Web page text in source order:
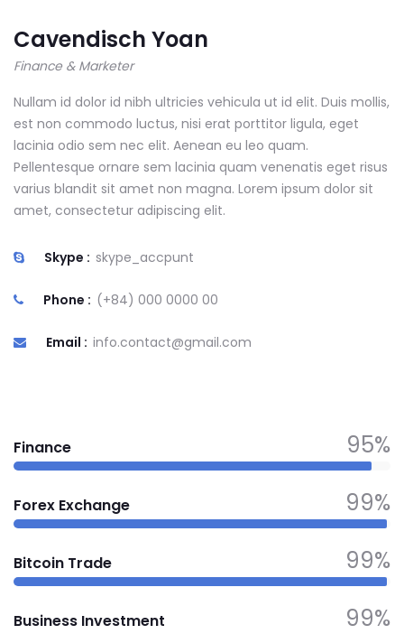
Cavendisch Yoan
Finance & Marketer
Nullam id dolor id nibh ultricies vehicula ut id elit. Duis mollis,
est non commodo luctus, nisi erat porttitor ligula, eget
lacinia odio sem nec elit. Aenean eu leo quam.
Pellentesque ornare sem lacinia quam venenatis eget risus
varius blandit sit amet non magna. Lorem ipsum dolor sit
amet, consectetur adipiscing elit.
Skype : skype_accpunt
Phone : (+84) 000 0000 00
Email : info.contact@gmail.com
Finance 95%
Forex Exchange 99%
Bitcoin Trade 99%
Business Investment 99%